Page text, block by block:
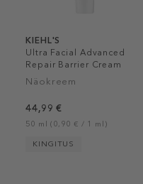
KIEHL'S
Ultra Facial Advanced
Repair Barrier Cream
Näokreem
44,99 €
50 ml (0,90 € / 1 ml)
KINGITUS